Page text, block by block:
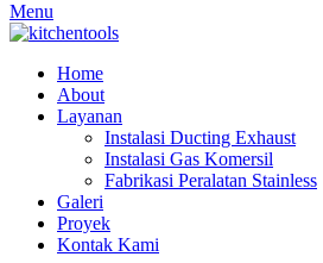
Menu
Home
About
Layanan
Instalasi Ducting Exhaust
Instalasi Gas Komersil
Fabrikasi Peralatan Stainless
Galeri
Proyek
Kontak Kami